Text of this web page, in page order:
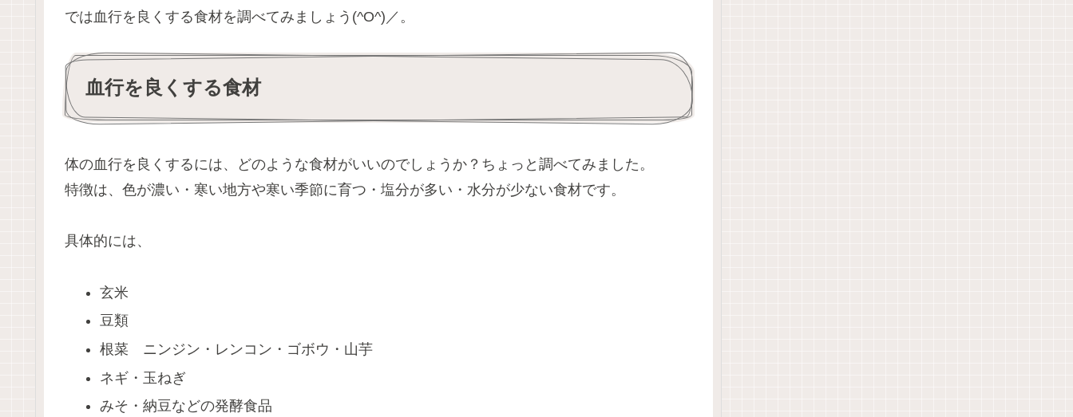
では血行を良くする食材を調べてみましょう(^O^)／。
血行を良くする食材
体の血行を良くするには、どのような食材がいいのでしょうか？ちょっと調べてみました。
特徴は、色が濃い・寒い地方や寒い季節に育つ・塩分が多い・水分が少ない食材です。
具体的には、
玄米
豆類
根菜 ニンジン・レンコン・ゴボウ・山芋
ネギ・玉ねぎ
みそ・納豆などの発酵食品